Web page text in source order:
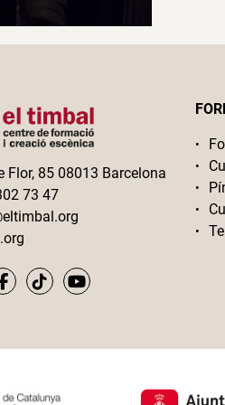
Flor, 85 08013 Barcelona
73 47